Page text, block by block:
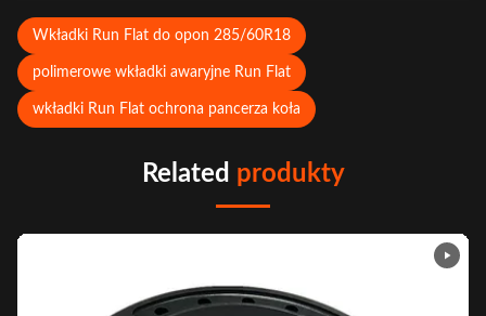
Wkładki Run Flat do opon 285/60R18
polimerowe wkładki awaryjne Run Flat
wkładki Run Flat ochrona pancerza koła
Related produkty